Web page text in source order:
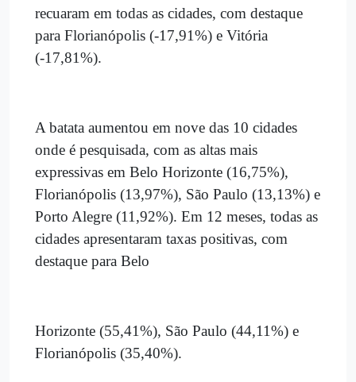
recuaram em todas as cidades, com destaque
para Florianópolis (-17,91%) e Vitória
(-17,81%).
A batata aumentou em nove das 10 cidades
onde é pesquisada, com as altas mais
expressivas em Belo Horizonte (16,75%),
Florianópolis (13,97%), São Paulo (13,13%) e
Porto Alegre (11,92%). Em 12 meses, todas as
cidades apresentaram taxas positivas, com
destaque para Belo
Horizonte (55,41%), São Paulo (44,11%) e
Florianópolis (35,40%).